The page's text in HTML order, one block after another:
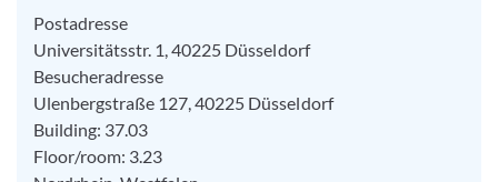
Postadresse
Universitätsstr. 1, 40225 Düsseldorf
Besucheradresse
Ulenbergstraße 127, 40225 Düsseldorf
Building: 37.03
Floor/room: 3.23